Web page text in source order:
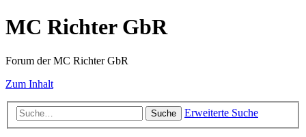
MC Richter GbR
Forum der MC Richter GbR
Zum Inhalt
Suche Erweiterte Suche